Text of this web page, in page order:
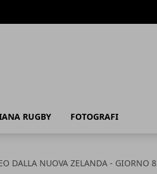
RUGBY FOTOGRAFI
DALLA NUOVA ZELANDA - GIORNO 8